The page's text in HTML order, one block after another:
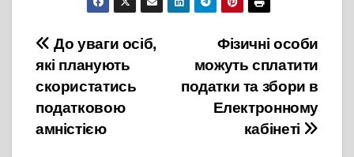
Навігація
записів
Фізичні особи
можуть сплатити
податки та збори в
Електронному
кабінеті
До уваги осіб,
які планують
скористатись
податковою
амністією